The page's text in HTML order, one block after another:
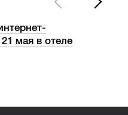
мая в отеле